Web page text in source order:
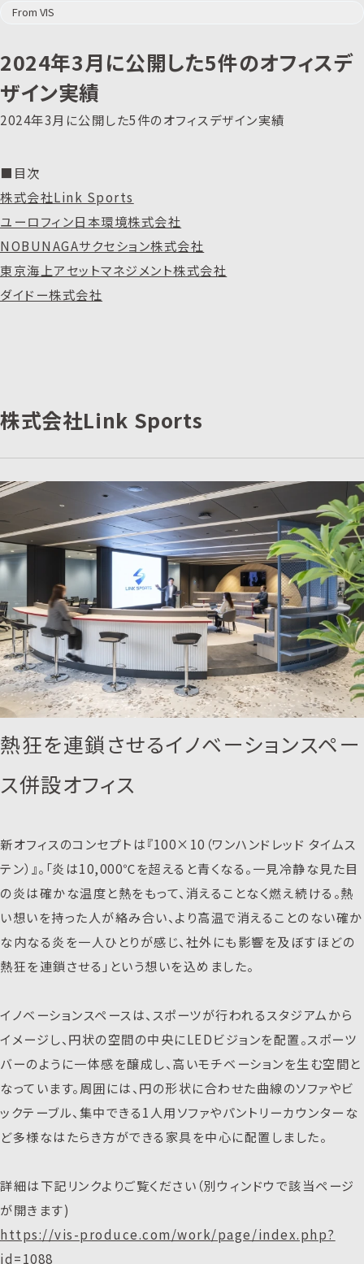
From VIS
2024年3月に公開した5件のオフィスデ
ザイン実績
2024年3月に公開した5件のオフィスデザイン実績
■目次
株式会社Link Sports
ユーロフィン日本環境株式会社
NOBUNAGAサクセション株式会社
東京海上アセットマネジメント株式会社
ダイドー株式会社
株式会社Link Sports
熱狂を連鎖させるイノベーションスペー
ス併設オフィス
新オフィスのコンセプトは『100×10（ワンハンドレッド タイムス
テン）』。「炎は10,000℃を超えると青くなる。一見冷静な見た目
の炎は確かな温度と熱をもって、消えることなく燃え続ける。熱
い想いを持った人が絡み合い、より高温で消えることのない確か
な内なる炎を一人ひとりが感じ、社外にも影響を及ぼすほどの
熱狂を連鎖させる」という想いを込めました。
イノベーションスペースは、スポーツが行われるスタジアムから
イメージし、円状の空間の中央にLEDビジョンを配置。スポーツ
バーのように一体感を醸成し、高いモチベーションを生む空間と
なっています。周囲には、円の形状に合わせた曲線のソファやビ
ックテーブル、集中できる1人用ソファやパントリーカウンターな
ど多様なはたらき方ができる家具を中心に配置しました。
詳細は下記リンクよりご覧ください（別ウィンドウで該当ページ
が開きます)
https://vis-produce.com/work/page/index.php?
id=1088